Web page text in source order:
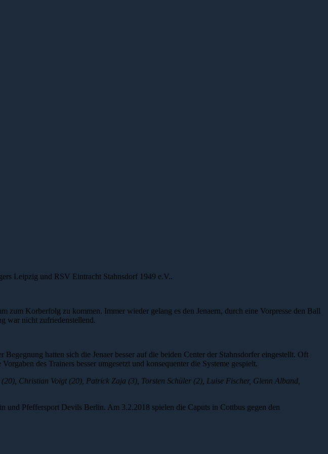
Leipzig und RSV Eintracht Stahnsdorf 1949 e.V..
zum Korberfolg zu kommen. Immer wieder gelang es den Jenaern, durch eine Vorpresse den Ball
war nicht zufriedenstellend.
hatten sich die Jenaer besser auf die beiden Center der Stahnsdorfer eingestellt. Oft
des Trainers besser umgesetzt und konsequenter die Systeme gespielt.
Christian Voigt (20), Patrick Zaja (3), Torsten Schüler (2), Luise Fischer, Glenn Alband,
und Pfeffersport Devils Berlin. Am 3.2.2018 spielen die Caputs in Cottbus gegen den